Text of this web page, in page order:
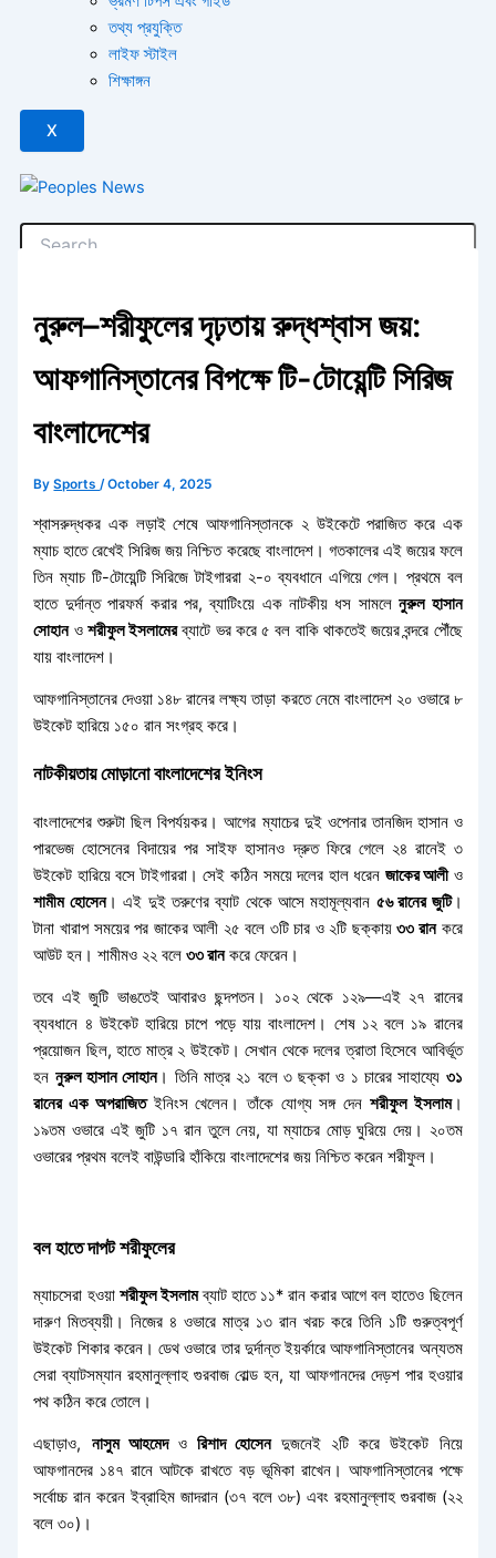
তথ্য প্রযুক্তি
লাইফ স্টাইল
শিক্ষাঙ্গন
X
নুরুল–শরীফুলের দৃঢ়তায় রুদ্ধশ্বাস জয়:
আফগানিস্তানের বিপক্ষে টি-টোয়েন্টি সিরিজ
বাংলাদেশের
BySports/October 4, 2025
শ্বাসরুদ্ধকর এক লড়াই শেষে আফগানিস্তানকে ২ উইকেটে পরাজিত করে এক
ম্যাচ হাতে রেখেই সিরিজ জয় নিশ্চিত করেছে বাংলাদেশ। গতকালের এই জয়ের ফলে
তিন ম্যাচ টি-টোয়েন্টি সিরিজে টাইগাররা ২-০ ব্যবধানে এগিয়ে গেল। প্রথমে বল
হাতে দুর্দান্ত পারফর্ম করার পর, ব্যাটিংয়ে এক নাটকীয় ধস সামলেনুরুল হাসান
সোহানও শরীফুল ইসলামেরব্যাটে ভর করে ৫ বল বাকি থাকতেই জয়ের বন্দরে পৌঁছে
যায় বাংলাদেশ।
আফগানিস্তানের দেওয়া ১৪৮ রানের লক্ষ্য তাড়া করতে নেমে বাংলাদেশ ২০ ওভারে ৮
উইকেট হারিয়ে ১৫০ রান সংগ্রহ করে।
নাটকীয়তায় মোড়ানো বাংলাদেশের ইনিংস
বাংলাদেশের শুরুটা ছিল বিপর্যয়কর। আগের ম্যাচের দুই ওপেনার তানজিদ হাসান ও
পারভেজ হোসেনের বিদায়ের পর সাইফ হাসানও দ্রুত ফিরে গেলে ২৪ রানেই ৩
উইকেট হারিয়ে বসে টাইগাররা। সেই কঠিন সময়ে দলের হাল ধরেন জাকের আলীও
শামীম হোসেন। এই দুই তরুণের ব্যাট থেকে আসে মহামূল্যবান ৫৬ রানের জুটি।
টানা খারাপ সময়ের পর জাকের আলী ২৫ বলে ৩টি চার ও ২টি ছক্কায়৩৩ রানকরে
আউট হন। শামীমও ২২ বলে৩৩ রানকরে ফেরেন।
তবে এই জুটি ভাঙতেই আবারও ছন্দপতন। ১০২ থেকে ১২৯—এই ২৭ রানের
ব্যবধানে ৪ উইকেট হারিয়ে চাপে পড়ে যায় বাংলাদেশ। শেষ ১২ বলে ১৯ রানের
প্রয়োজন ছিল, হাতে মাত্র ২ উইকেট। সেখান থেকে দলের ত্রাতা হিসেবে আবির্ভূত
হন নুরুল হাসান সোহান। তিনি মাত্র ২১ বলে ৩ ছক্কা ও ১ চারের সাহায্যে ৩১
রানের এক অপরাজিতইনিংস খেলেন। তাঁকে যোগ্য সঙ্গ দেন শরীফুল ইসলাম।
১৯তম ওভারে এই জুটি ১৭ রান তুলে নেয়, যা ম্যাচের মোড় ঘুরিয়ে দেয়। ২০তম
ওভারের প্রথম বলেই বাউন্ডারি হাঁকিয়ে বাংলাদেশের জয় নিশ্চিত করেন শরীফুল।
বল হাতে দাপট শরীফুলের
ম্যাচসেরা হওয়া শরীফুল ইসলামব্যাট হাতে ১১* রান করার আগে বল হাতেও ছিলেন
দারুণ মিতব্যয়ী। নিজের ৪ ওভারে মাত্র ১৩ রান খরচ করে তিনি ১টি গুরুত্বপূর্ণ
উইকেট শিকার করেন। ডেথ ওভারে তার দুর্দান্ত ইয়র্কারে আফগানিস্তানের অন্যতম
সেরা ব্যাটসম্যান রহমানুল্লাহ গুরবাজ বোল্ড হন, যা আফগানদের দেড়শ পার হওয়ার
পথ কঠিন করে তোলে।
এছাড়াও, নাসুম আহমেদও রিশাদ হোসেনদুজনেই ২টি করে উইকেট নিয়ে
আফগানদের ১৪৭ রানে আটকে রাখতে বড় ভূমিকা রাখেন। আফগানিস্তানের পক্ষে
সর্বোচ্চ রান করেন ইব্রাহিম জাদরান (৩৭ বলে ৩৮) এবং রহমানুল্লাহ গুরবাজ (২২
বলে ৩০)।